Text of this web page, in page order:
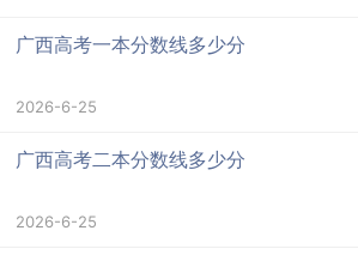
广西高考一本分数线多少分
2026-6-25
广西高考二本分数线多少分
2026-6-25